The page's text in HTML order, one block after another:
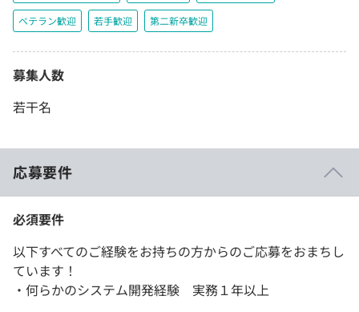
ベテラン歓迎 若手歓迎 第二新卒歓迎
募集人数
若干名
応募要件
必須要件
以下すべてのご経験をお持ちの方からのご応募をおまちし
ています！
・何らかのシステム開発経験 実務１年以上